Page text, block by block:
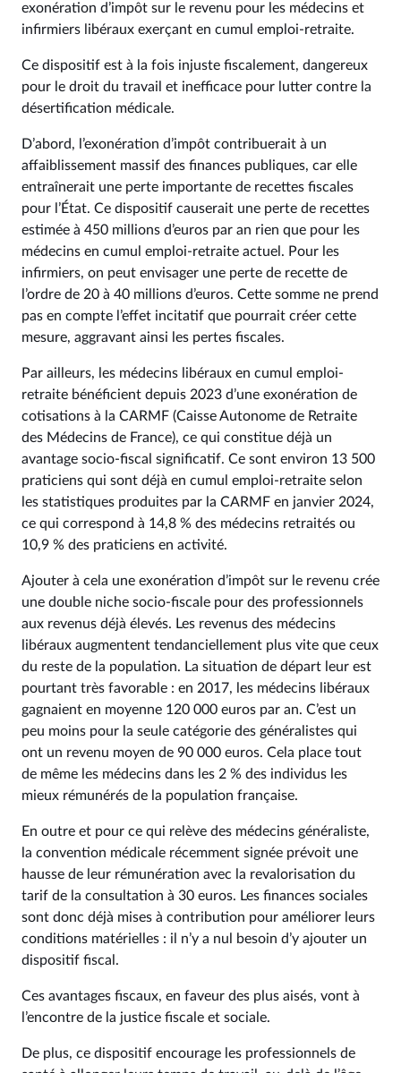
exonération d’impôt sur le revenu pour les médecins et
infirmiers libéraux exerçant en cumul emploi-retraite.
Ce dispositif est à la fois injuste fiscalement, dangereux
pour le droit du travail et inefficace pour lutter contre la
désertification médicale.
D’abord, l’exonération d’impôt contribuerait à un
affaiblissement massif des finances publiques, car elle
entraînerait une perte importante de recettes fiscales
pour l’État. Ce dispositif causerait une perte de recettes
estimée à 450 millions d’euros par an rien que pour les
médecins en cumul emploi-retraite actuel. Pour les
infirmiers, on peut envisager une perte de recette de
l’ordre de 20 à 40 millions d’euros. Cette somme ne prend
pas en compte l’effet incitatif que pourrait créer cette
mesure, aggravant ainsi les pertes fiscales.
Par ailleurs, les médecins libéraux en cumul emploi-
retraite bénéficient depuis 2023 d’une exonération de
cotisations à la CARMF (Caisse Autonome de Retraite
des Médecins de France), ce qui constitue déjà un
avantage socio-fiscal significatif. Ce sont environ 13 500
praticiens qui sont déjà en cumul emploi-retraite selon
les statistiques produites par la CARMF en janvier 2024,
ce qui correspond à 14,8 % des médecins retraités ou
10,9 % des praticiens en activité.
Ajouter à cela une exonération d’impôt sur le revenu crée
une double niche socio-fiscale pour des professionnels
aux revenus déjà élevés. Les revenus des médecins
libéraux augmentent tendanciellement plus vite que ceux
du reste de la population. La situation de départ leur est
pourtant très favorable : en 2017, les médecins libéraux
gagnaient en moyenne 120 000 euros par an. C’est un
peu moins pour la seule catégorie des généralistes qui
ont un revenu moyen de 90 000 euros. Cela place tout
de même les médecins dans les 2 % des individus les
mieux rémunérés de la population française.
En outre et pour ce qui relève des médecins généraliste,
la convention médicale récemment signée prévoit une
hausse de leur rémunération avec la revalorisation du
tarif de la consultation à 30 euros. Les finances sociales
sont donc déjà mises à contribution pour améliorer leurs
conditions matérielles : il n’y a nul besoin d’y ajouter un
dispositif fiscal.
Ces avantages fiscaux, en faveur des plus aisés, vont à
l’encontre de la justice fiscale et sociale.
De plus, ce dispositif encourage les professionnels de